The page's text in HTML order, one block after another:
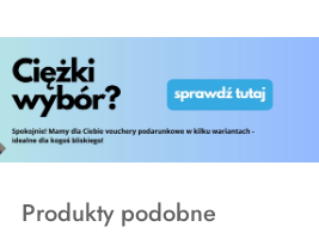
Produkty
Produkty podobne